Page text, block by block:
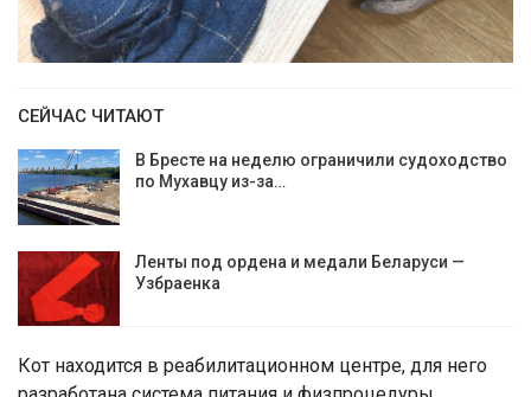
СЕЙЧАС ЧИТАЮТ
В Бресте на неделю ограничили судоходство
по Мухавцу из-за…
Ленты под ордена и медали Беларуси —
Узбраенка
Кот находится в реабилитационном центре, для него